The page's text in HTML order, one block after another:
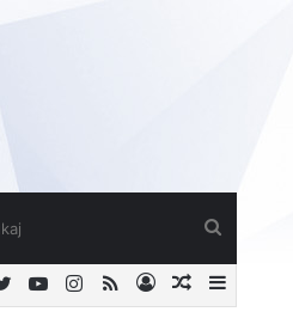
Losowy
Zaloguj
RSS
Instagram
YouTube
Twitter